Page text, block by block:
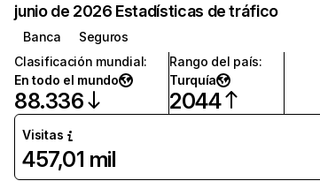
junio de 2026 Estadísticas de tráfico
Banca
Seguros
Clasificación mundial:
En todo el mundo
88.336
Rango del país:
Turquía
2044
Visitas
457,01 mil